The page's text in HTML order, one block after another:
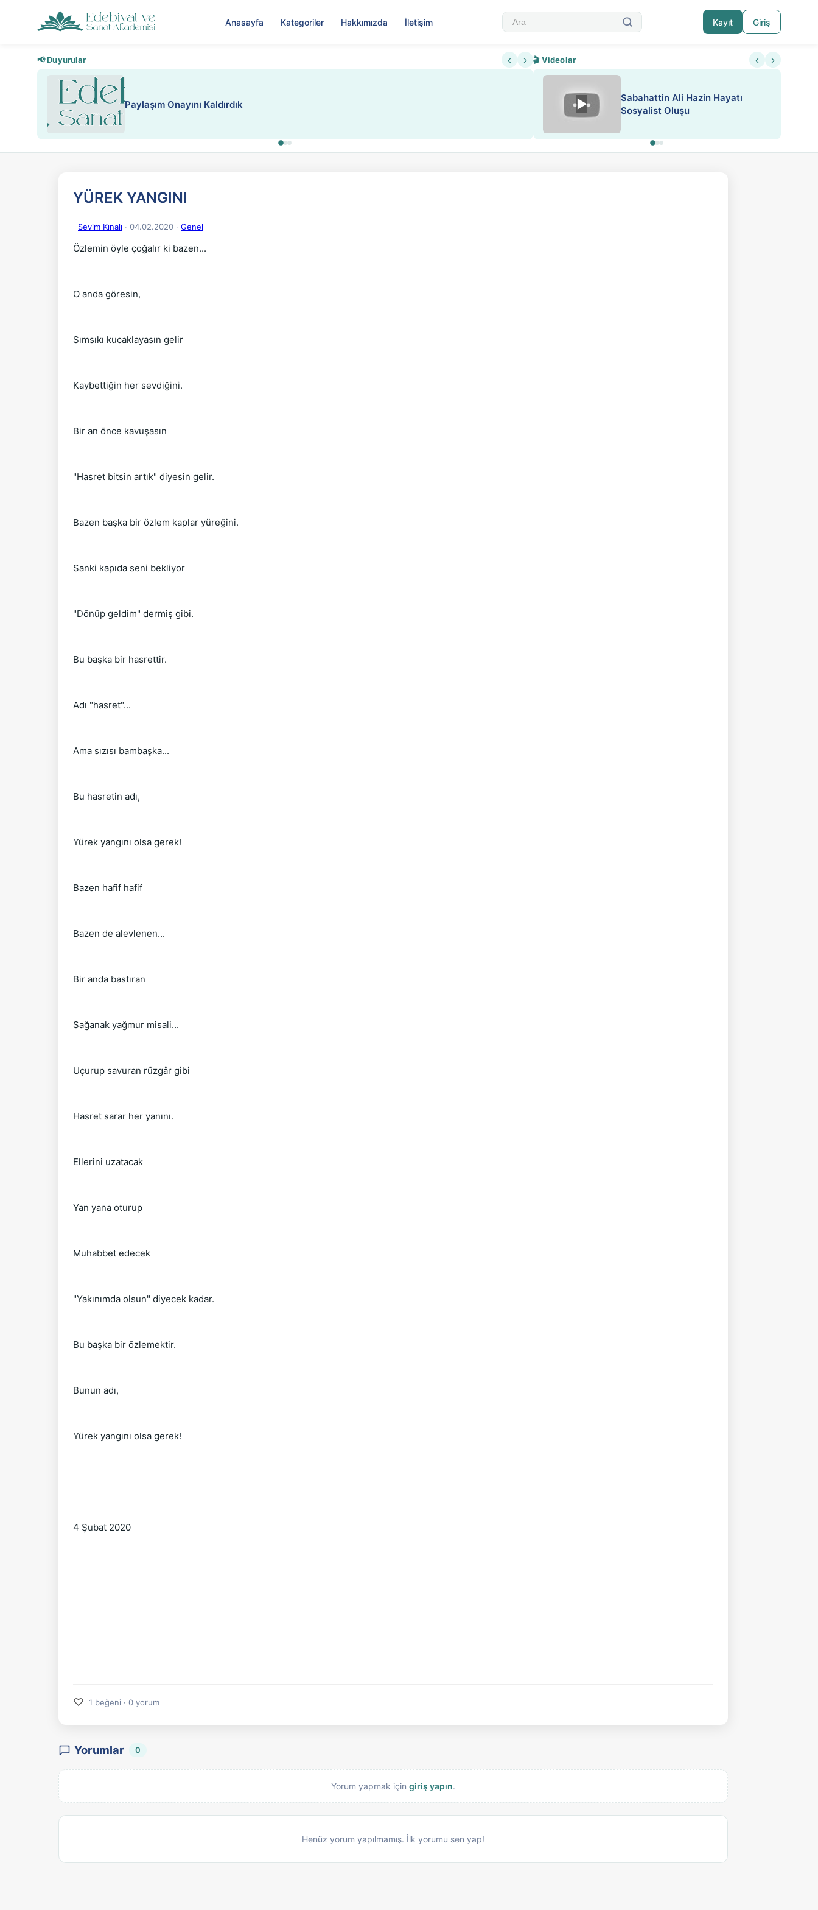
Anasayfa Kategoriler Hakkımızda İletişim Kayıt Giriş
📢 Duyurular ‹ ›
Nadir içeriklere kısıtlama ve kredi sistemi getirildi ESA 'da Sen de Paylaş
🎬 Videolar ‹ ›
▶
ATEŞ YAKMAK KONU ÖZET J.
LONDON
YÜREK YANGINI
Sevim Kınalı · 04.02.2020 · Genel
Özlemin öyle çoğalır ki bazen...
O anda göresin,
Sımsıkı kucaklayasın gelir
Kaybettiğin her sevdiğini.
Bir an önce kavuşasın
"Hasret bitsin artık" diyesin gelir.
Bazen başka bir özlem kaplar yüreğini.
Sanki kapıda seni bekliyor
"Dönüp geldim" dermiş gibi.
Bu başka bir hasrettir.
Adı "hasret"...
Ama sızısı bambaşka...
Bu hasretin adı,
Yürek yangını olsa gerek!
Bazen hafif hafif
Bazen de alevlenen...
Bir anda bastıran
Sağanak yağmur misali...
Uçurup savuran rüzgâr gibi
Hasret sarar her yanını.
Ellerini uzatacak
Yan yana oturup
Muhabbet edecek
"Yakınımda olsun" diyecek kadar.
Bu başka bir özlemektir.
Bunun adı,
Yürek yangını olsa gerek!
4 Şubat 2020
♡ 1 beğeni · 0 yorum
Yorumlar 0
Yorum yapmak için giriş yapın.
Henüz yorum yapılmamış. İlk yorumu sen yap!